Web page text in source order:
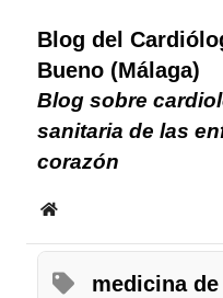
Blog del
Bueno (Málaga)
Blog sobre
sanitaria de las
corazón
Home
medicina